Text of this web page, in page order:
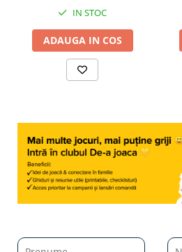
IN STOC
ADAUGA IN COS